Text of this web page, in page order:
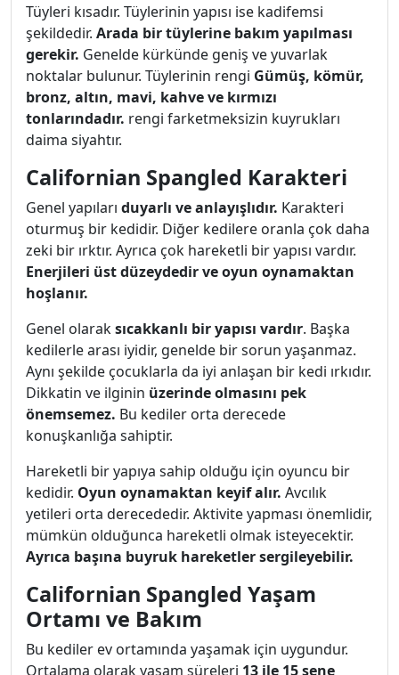
Tüyleri kısadır. Tüylerinin yapısı ise kadifemsi
şekildedir. Arada bir tüylerine bakım yapılması
gerekir. Genelde kürkünde geniş ve yuvarlak
noktalar bulunur. Tüylerinin rengi Gümüş, kömür,
bronz, altın, mavi, kahve ve kırmızı
tonlarındadır. rengi farketmeksizin kuyrukları
daima siyahtır.
Californian Spangled Karakteri
Genel yapıları duyarlı ve anlayışlıdır. Karakteri
oturmuş bir kedidir. Diğer kedilere oranla çok daha
zeki bir ırktır. Ayrıca çok hareketli bir yapısı vardır.
Enerjileri üst düzeydedir ve oyun oynamaktan
hoşlanır.
Genel olaraksıcakkanlı bir yapısı vardır. Başka
kedilerle arası iyidir, genelde bir sorun yaşanmaz.
Aynı şekilde çocuklarla da iyi anlaşan bir kedi ırkıdır.
Dikkatin ve ilginin üzerinde olmasını pek
önemsemez. Bu kediler orta derecede
konuşkanlığa sahiptir.
Hareketli bir yapıya sahip olduğu için oyuncu bir
kedidir. Oyun oynamaktan keyif alır. Avcılık
yetileri orta derecededir. Aktivite yapması önemlidir,
mümkün olduğunca hareketli olmak isteyecektir.
Ayrıca başına buyruk hareketler sergileyebilir.
Californian Spangled Yaşam
Ortamı ve Bakım
Bu kediler ev ortamında yaşamak için uygundur.
Ortalama olarak yaşam süreleri 13 ile 15 sene